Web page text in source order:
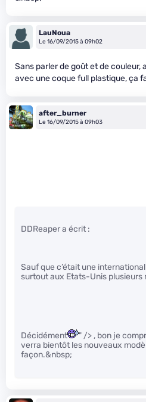
LauNoua
Le 16/09/2015 à 09h02
Sans parler de goût et de couleur,
avec une coque full plastique, ça
after_burner
Le 16/09/2015 à 09h03
DDReaper a écrit :
Sauf que c’était une
surtout aux Etats-Unis plusieurs
Décidément
" /> , bon je
verra bientôt les nouveaux
façon.&nbsp;